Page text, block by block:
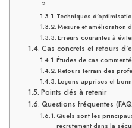
?
Techniques
Mesure et amélioration
Erreurs courantes à
Cas concrets et retours
Études de cas
Retours terrain des
Leçons apprises et
Points clés à retenir
Questions fréquentes
Quels sont les
recrutement dans la